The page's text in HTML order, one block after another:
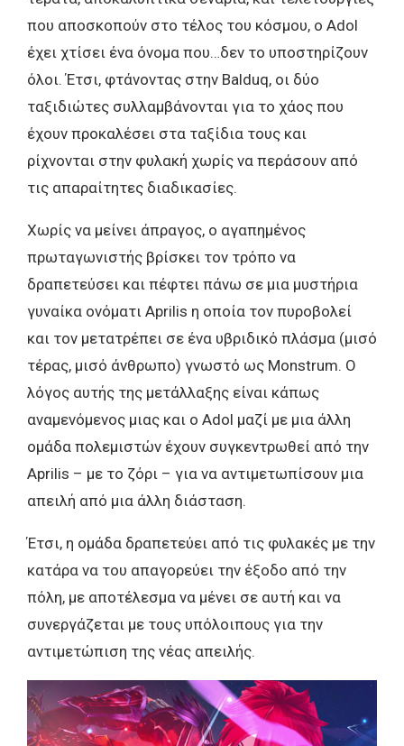
που αποσκοπούν στο τέλος του κόσμου, ο Adol
έχει χτίσει ένα όνομα που…δεν το υποστηρίζουν
όλοι. Έτσι, φτάνοντας στην Balduq, οι δύο
ταξιδιώτες συλλαμβάνονται για το χάος που
έχουν προκαλέσει στα ταξίδια τους και
ρίχνονται στην φυλακή χωρίς να περάσουν από
τις απαραίτητες διαδικασίες.
Χωρίς να μείνει άπραγος, ο αγαπημένος
πρωταγωνιστής βρίσκει τον τρόπο να
δραπετεύσει και πέφτει πάνω σε μια μυστήρια
γυναίκα ονόματι Aprilis η οποία τον πυροβολεί
και τον μετατρέπει σε ένα υβριδικό πλάσμα (μισό
τέρας, μισό άνθρωπο) γνωστό ως Monstrum. O
λόγος αυτής της μετάλλαξης είναι κάπως
αναμενόμενος μιας και ο Adol μαζί με μια άλλη
ομάδα πολεμιστών έχουν συγκεντρωθεί από την
Aprilis – με το ζόρι – για να αντιμετωπίσουν μια
απειλή από μια άλλη διάσταση.
Έτσι, η ομάδα δραπετεύει από τις φυλακές με την
κατάρα να του απαγορεύει την έξοδο από την
πόλη, με αποτέλεσμα να μένει σε αυτή και να
συνεργάζεται με τους υπόλοιπους για την
αντιμετώπιση της νέας απειλής.